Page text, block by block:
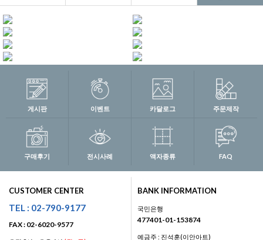
게시판 이벤트 카달로그 주문제작
구매후기 전시사례 액자종류 FAQ
CUSTOMER CENTER
TEL : 02-790-9177
FAX : 02-6020-9577
BANK INFORMATION
국민은행
477401-01-153874
예금주 : 진석훈(이안아트)